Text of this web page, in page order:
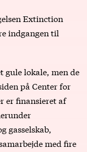
Extinction
indgangen til
gule lokale, men de
på Center for
er finansieret af
gasselskab,
med fire